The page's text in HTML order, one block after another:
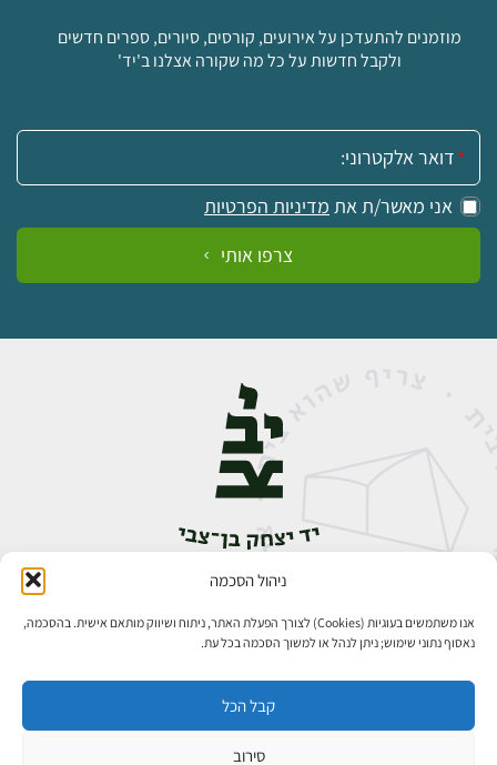
ניהול הסכמה
אנו משתמשים בעוגיות (Cookies) לצורך הפעלת האתר, ניתוח ושיווק מותאם אישית. בהסכמה,
נאסוף נתוני שימוש; ניתן לנהל או למשוך הסכמה בכל עת.
קבל הכל
סירוב
מוזמנים להתעדכן על אירועים, קורסים, סיורים, ספרים חדשים
ולקבל חדשות על כל מה שקורה אצלנו ב'יד'
אימייל:
אני מאשר/ת את מדיניות הפרטיות
צרפו אותי
אבן גבירול 14, רחביה, ירושלים